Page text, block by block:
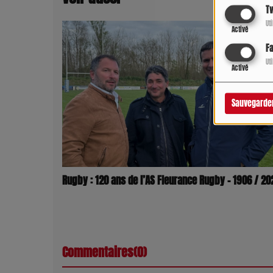
Activé
Activé
Rugby : 120 ans de l’AS Fleurance Rugby – 1906 /
Commentaires(0)